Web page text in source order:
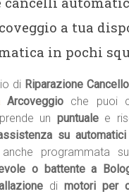
a tua
in pochi
di Riparazione
Arcoveggio che puoi
un puntualee
su automatici
anche programmata
o battente a
dimotori per